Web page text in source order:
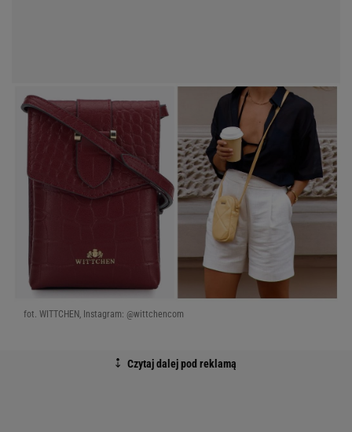
fot. WITTCHEN, Instagram: @wittchencom